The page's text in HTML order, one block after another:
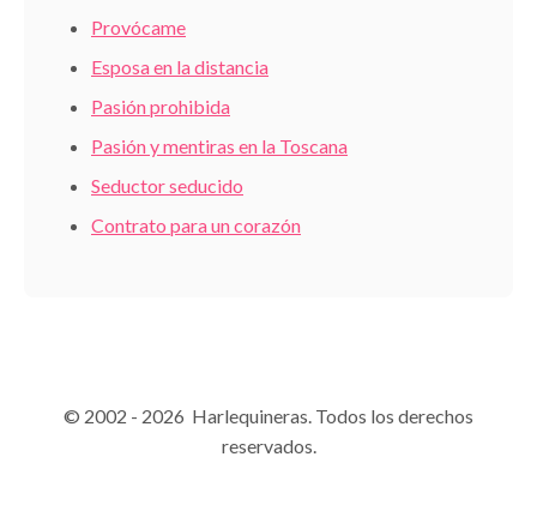
Provócame
Esposa en la distancia
Pasión prohibida
Pasión y mentiras en la Toscana
Seductor seducido
Contrato para un corazón
© 2002 - 2026 Harlequineras. Todos los derechos
reservados.